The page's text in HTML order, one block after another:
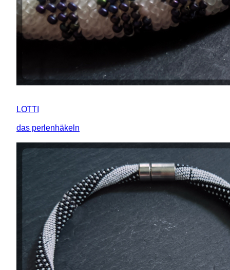
LOTTI
das perlenhäkeln